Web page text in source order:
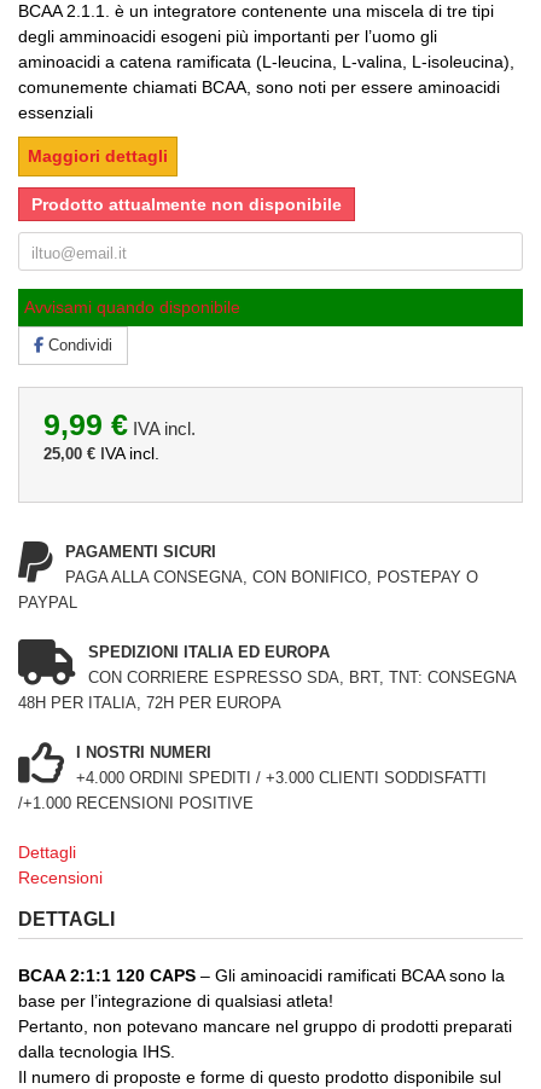
BCAA 2.1.1. è un integratore contenente una miscela di tre tipi
degli amminoacidi esogeni più importanti per l’uomo gli
aminoacidi a catena ramificata (L-leucina, L-valina, L-isoleucina),
comunemente chiamati BCAA, sono noti per essere aminoacidi
essenziali
Maggiori dettagli
Prodotto attualmente non disponibile
Avvisami quando disponibile
Condividi
9,99 € IVA incl.
25,00 € IVA incl.
PAGAMENTI SICURI
PAGA ALLA CONSEGNA, CON BONIFICO, POSTEPAY O
PAYPAL
SPEDIZIONI ITALIA ED EUROPA
CON CORRIERE ESPRESSO SDA, BRT, TNT: CONSEGNA
48H PER ITALIA, 72H PER EUROPA
I NOSTRI NUMERI
+4.000 ORDINI SPEDITI / +3.000 CLIENTI SODDISFATTI
/+1.000 RECENSIONI POSITIVE
Dettagli
Recensioni
DETTAGLI
BCAA 2:1:1 120 CAPS – Gli aminoacidi ramificati BCAA sono la
base per l’integrazione di qualsiasi atleta!
Pertanto, non potevano mancare nel gruppo di prodotti preparati
dalla tecnologia IHS.
Il numero di proposte e forme di questo prodotto disponibile sul